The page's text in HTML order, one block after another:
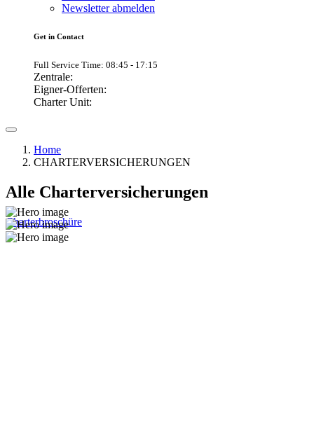
Newsletter abmelden
Get in Contact
Full Service Time: 08:45 - 17:15
Zentrale:
Eigner-Offerten:
Charter Unit:
Home
CHARTERVERSICHERUNGEN
Alle Charterversicherungen
Charterbroschüre